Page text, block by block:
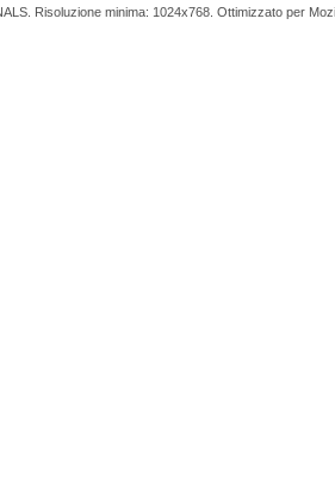
Risoluzione minima: 1024x768. Ottimizzato per